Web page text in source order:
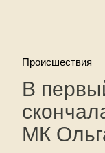
Происшествия
В
МК